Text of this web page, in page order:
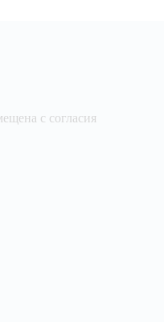
с согласия